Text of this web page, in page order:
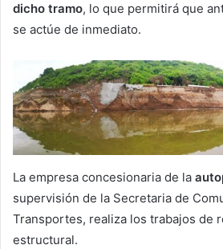
dicho tramo, lo que permitirá que
se actúe de inmediato.
La empresa concesionaria de la
supervisión de la Secretaria de
Transportes, realiza los trabajos de
estructural.